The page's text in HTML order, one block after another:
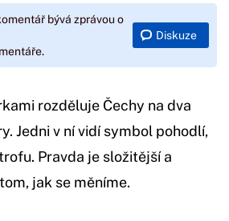
bývá zprávou o
Diskuze
rozděluje Čechy na dva
Jedni v ní vidí symbol pohodlí,
Pravda je složitější a
jak se měníme.